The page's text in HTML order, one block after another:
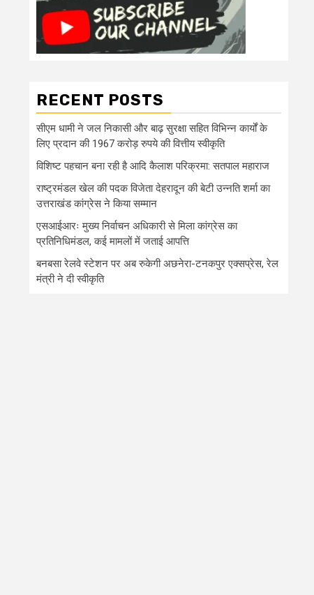
RECENT POSTS
सीएम धामी ने जल निकासी और बाढ़ सुरक्षा सहित विभिन्न कार्यों के
लिए प्रदान की 1967 करोड़ रुपये की वित्तीय स्वीकृति
विशिष्ट पहचान बना रही है आदि कैलाश परिक्रमा: सतपाल महाराज
राष्ट्रमंडल खेल की पदक विजेता देहरादून की बेटी उन्नति शर्मा का
उत्तराखंड कांग्रेस ने किया सम्मान
एसआईआरः मुख्य निर्वाचन अधिकारी से मिला कांग्रेस का
प्रतिनिधिमंडल, कई मामलों में जताई आपत्ति
बनबसा रेलवे स्टेशन पर अब रुकेगी अछनेरा-टनकपुर एक्सप्रेस, रेल
मंत्री ने दी स्वीकृति